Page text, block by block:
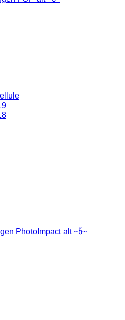
PhotoImpact alt ~წ~